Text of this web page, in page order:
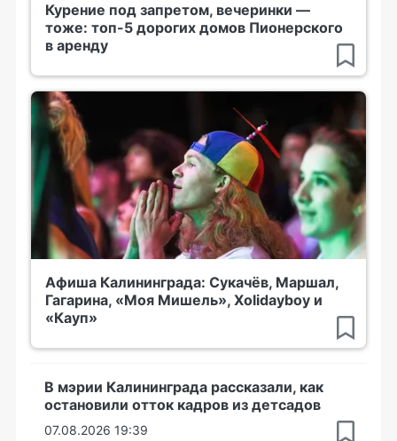
Курение под запретом, вечеринки —
тоже: топ-5 дорогих домов Пионерского
в аренду
Афиша Калининграда: Сукачёв, Маршал,
Гагарина, «Моя Мишель», Xolidayboy и
«Кауп»
В мэрии Калининграда рассказали, как
остановили отток кадров из детсадов
07.08.2026 19:39